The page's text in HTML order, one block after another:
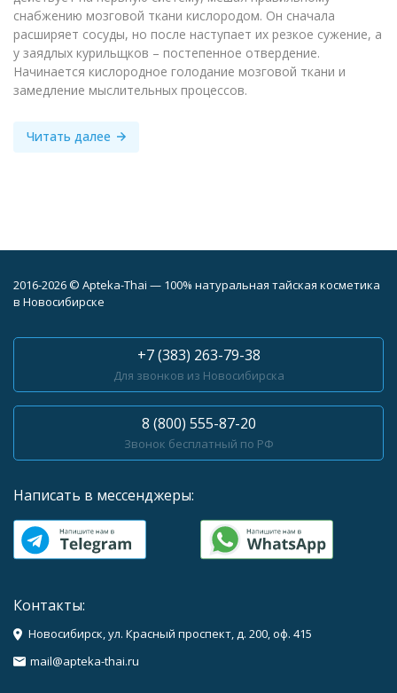
снабжению мозговой ткани кислородом. Он сначала
расширяет сосуды, но после наступает их резкое сужение, а
у заядлых курильщков – постепенное отвердение.
Начинается кислородное голодание мозговой ткани и
замедление мыслительных процессов.
Читать далее
2016-2026 © Apteka-Thai — 100% натуральная тайская косметика
в Новосибирске
+7 (383) 263-79-38
Для звонков из Новосибирска
8 (800) 555-87-20
Звонок бесплатный по РФ
Написать в мессенджеры:
Контакты:
Новосибирск, ул. Красный проспект, д. 200, оф. 415
mail@apteka-thai.ru